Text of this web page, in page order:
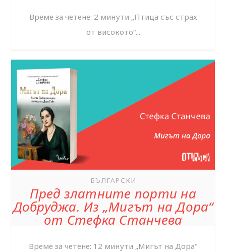
Време за четене: 2 минути „Птица със страх
от високото“...
БЪЛГАРСКИ
Пред златните порти на
Добруджа. Из „Мигът на Дора“
от Стефка Станчева
Време за четене: 12 минути „Мигът на Дора“